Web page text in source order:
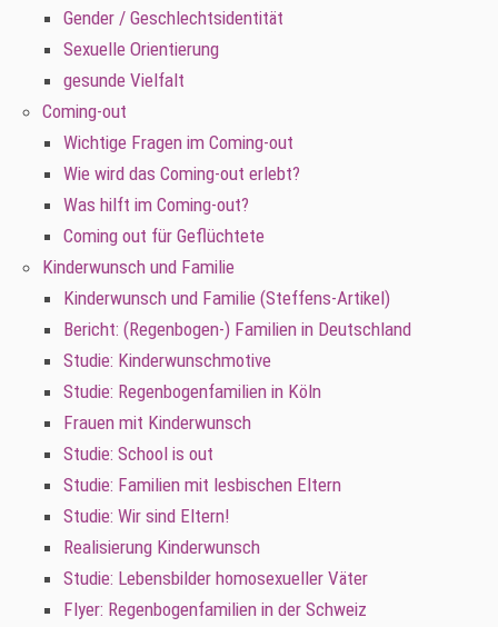
Gender / Geschlechtsidentität
Sexuelle Orientierung
gesunde Vielfalt
Coming-out
Wichtige Fragen im Coming-out
Wie wird das Coming-out erlebt?
Was hilft im Coming-out?
Coming out für Geflüchtete
Kinderwunsch und Familie
Kinderwunsch und Familie (Steffens-Artikel)
Bericht: (Regenbogen-) Familien in Deutschland
Studie: Kinderwunschmotive
Studie: Regenbogenfamilien in Köln
Frauen mit Kinderwunsch
Studie: School is out
Studie: Familien mit lesbischen Eltern
Studie: Wir sind Eltern!
Realisierung Kinderwunsch
Studie: Lebensbilder homosexueller Väter
Flyer: Regenbogenfamilien in der Schweiz